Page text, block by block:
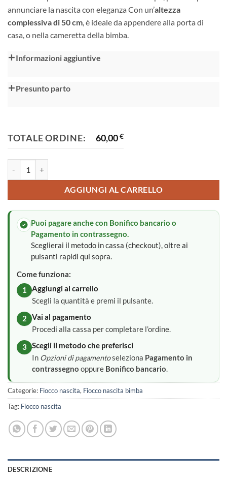
annunciare la nascita con eleganza Con un’altezza
complessiva di 50 cm , è ideale da appendere alla porta di
casa, o nella cameretta della bimba.
Informazioni aggiuntive
Presunto parto
TOTALE ORDINE: 60,00€
AGGIUNGI AL CARRELLO
Alternative:
Puoi pagare anche con Bonifico bancario o
Pagamento in contrassegno.
Sceglierai il metodo in cassa (checkout), oltre ai
pulsanti rapidi qui sopra.
Come funziona:
1
Aggiungi al carrello
Scegli la quantità e premi il pulsante.
2
Vai al pagamento
Procedi alla cassa per completare l’ordine.
3
Scegli il metodo che preferisci
In Opzioni di pagamentoseleziona Pagamento in
contrassegno oppure Bonifico bancario.
Categorie: Fiocco nascita, Fiocco nascita bimba
Tag: Fiocco nascita
DESCRIZIONE